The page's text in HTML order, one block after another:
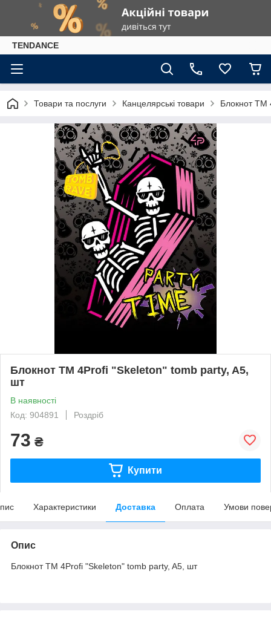
TENDANCE
Товари та послуги Канцелярські товари Блокнот
Блокнот TM 4Profi "Skeleton" tomb party, A5,
шт
В наявності
Код: 904891
Роздріб
73 ₴
Купити
Характеристики Доставка Оплата Умови
Опис
Блокнот TM 4Profi "Skeleton" tomb party, A5, шт